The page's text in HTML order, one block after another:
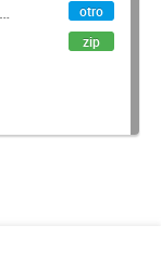
otro
zip